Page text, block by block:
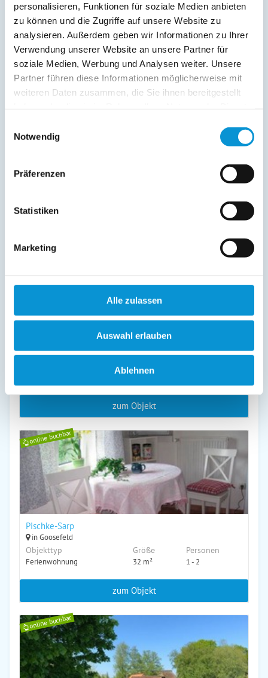
personalisieren, Funktionen für soziale Medien anbieten
zu können und die Zugriffe auf unsere Website zu
analysieren. Außerdem geben wir Informationen zu Ihrer
Verwendung unserer Website an unsere Partner für
soziale Medien, Werbung und Analysen weiter. Unsere
Partner führen diese Informationen möglicherweise mit
weiteren Daten zusammen, die Sie ihnen bereitgestellt
Notwendig
Präferenzen
Statistiken
Marketing
Alle zulassen
Auswahl erlauben
Ablehnen
Ferienwohnung 45 m² 1 - 3
zum Objekt
online buchbar
in Goosefeld
Objekttyp
online buchbar
in Goosefeld
Größe
35 m²
zum Objekt
online buchbar
Pischke-Sarp
in Goosefeld
Objekttyp
Ferienwohnung
Größe
32 m²
Personen
1 - 2
zum Objekt
online buchbar